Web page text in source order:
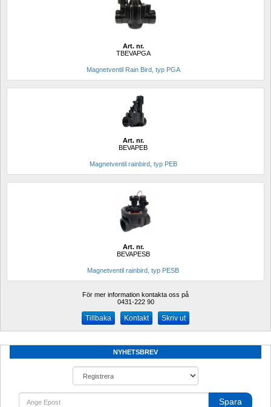
Art. nr.
TBEVAPGA
Magnetventil Rain Bird, typ PGA
Art. nr.
BEVAPEB
Magnetventil rainbird, typ PEB
Art. nr.
BEVAPESB
Magnetventil rainbird, typ PESB
För mer information kontakta oss på
0431-222 90
Kontakt Skriv ut
NYHETSBREV
Spara